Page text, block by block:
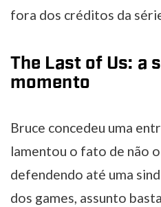
fora dos créditos da
The Last of Us: a
momento
Bruce concedeu uma
lamentou o fato de não
defendendo até uma
dos games, assunto